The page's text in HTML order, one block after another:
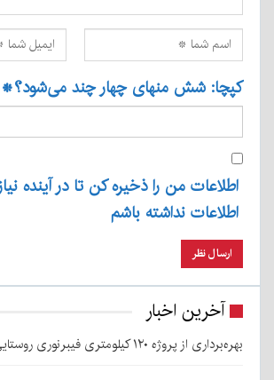
کپچا: شش منهای چهار چند می‌شود؟*
اطلاعات من را ذخیره کن تا در آینده
اطلاعات نداشته باشم
آخرین اخبار
بهره‌برداری از پروژه ۱۲۰ کیلومتری فیبرنوری روستایی در قلعه‌گنج